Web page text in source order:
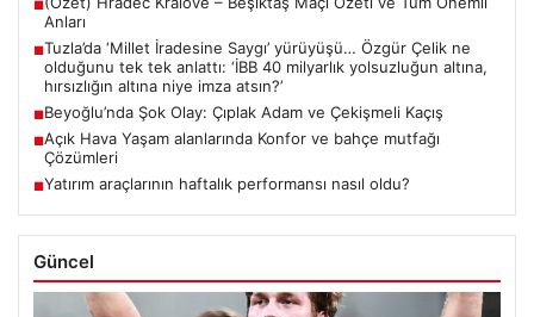
■
Anları
■Tuzla’da ‘Millet İradesine Saygı’ yürüyüşü… Özgür Çelik ne
olduğunu tek tek anlattı: ‘İBB 40 milyarlık yolsuzluğun altına,
hırsızlığın altına niye imza atsın?’
■Beyoğlu’nda Şok Olay: Çıplak Adam ve Çekişmeli Kaçış
■Açık Hava Yaşam alanlarında Konfor ve bahçe mutfağı
Çözümleri
■Yatırım araçlarının haftalık performansı nasıl oldu?
Güncel